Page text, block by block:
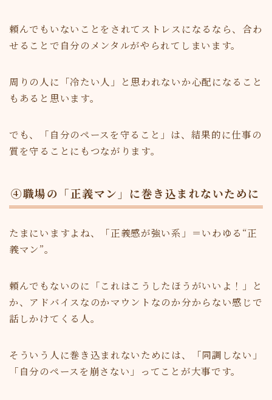
頼んでもいないことをされてストレスになるなら、合わ
せることで自分のメンタルがやられてしまいます。
周りの人に「冷たい人」と思われないか心配になること
もあると思います。
でも、「自分のペースを守ること」は、結果的に仕事の
質を守ることにもつながります。
④職場の「正義マン」に巻き込まれないために
たまにいますよね、「正義感が強い系」＝いわゆる“正
義マン”。
頼んでもないのに「これはこうしたほうがいいよ！」と
か、アドバイスなのかマウントなのか分からない感じで
話しかけてくる人。
そういう人に巻き込まれないためには、「同調しない」
「自分のペースを崩さない」ってことが大事です。